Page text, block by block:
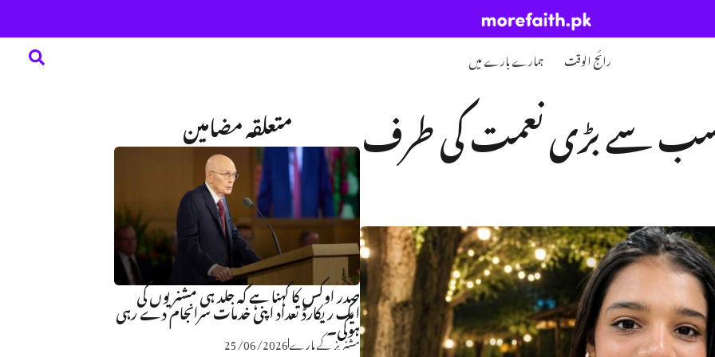
رائج الوقت ہمارے بارے میں
سب سے بڑی نعمت کی طرف متعلقہ مضامین
صدر اوکس کا کہنا ہے کہ جلد ہی مشنریوں کی
ایک ریکارڈ تعداد اپنی خدمات سرانجام دے رہی
ہوگی۔
مشنریز کے بارے25/06/2026